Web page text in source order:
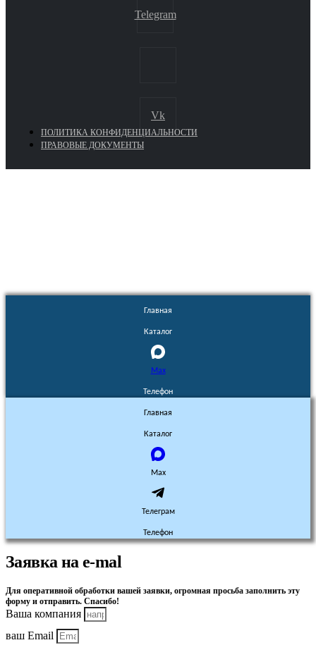
Telegram
Vk
ПОЛИТИКА КОНФИДЕНЦИАЛЬНОСТИ
ПРАВОВЫЕ ДОКУМЕНТЫ
Главная
Каталог
Max
Телефон
Главная
Каталог
Max
Телеграм
Телефон
Заявка на e-mal
Для оперативной обработки вашей заявки, огромная просьба заполнить эту
форму и отправить. Спасибо!
Ваша компания
ваш Email